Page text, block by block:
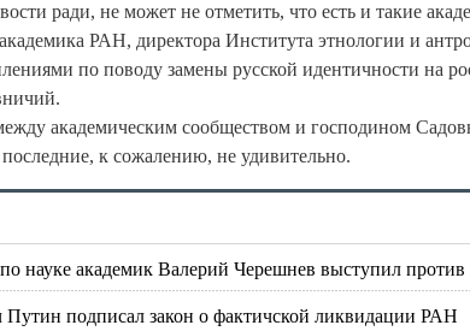
ради, не может не отметить, что есть и такие
РАН, директора Института этнологии и
по поводу замены русской идентичности на
академическим сообществом и господином
к сожалению, не удивительно.
науке академик Валерий Черешнев выступил
подписал закон о фактичской ликвидации РАН